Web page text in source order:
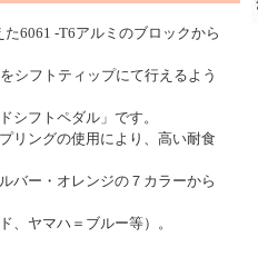
6061 -T6アルミのブロックから
シフトティップにて行えるよう
シフトペダル」です。
リングの使用により、高い耐食
バー・オレンジの７カラーから
、ヤマハ＝ブルー等）。